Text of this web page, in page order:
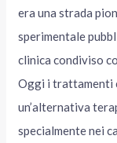
era una strada
sperimentale
clinica condiviso
Oggi i trattamenti
un’alternativa
specialmente nei